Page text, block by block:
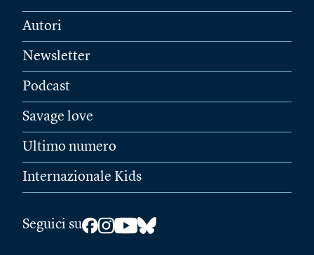
Autori
Newsletter
Podcast
Savage love
Ultimo numero
Internazionale Kids
Seguici su